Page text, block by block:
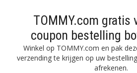
TOMMY.com gratis
coupon bestelling
Winkel op TOMMY.com en pak
verzending te krijgen op uw
afrekenen.